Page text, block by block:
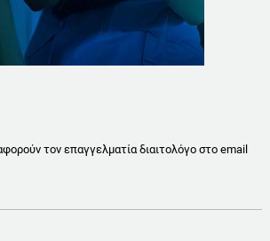
τον επαγγελματία διαιτολόγο στο email